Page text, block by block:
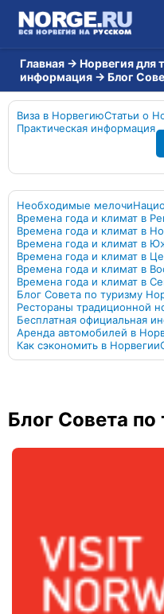
Главная → Норвегия для
информация → Блог
Виза в НорвегиюСтатьи о
Практическая информация
Необходимые мелочи
Времена года и климат в
Времена года и климат в
Времена года и климат в
Времена года и климат в
Времена года и климат в
Времена года и климат в
Блог Совета по туризму
Рестораны традиционной
Бесплатная официальная
Аренда автомобилей в
Как сэкономить в Норвегии
Блог Совета